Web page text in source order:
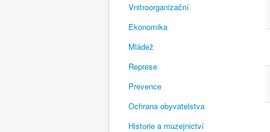
Vnitroorganizační
Ekonomika
Mládež
Represe
Prevence
Ochrana obyvatelstva
Historie a muzejnictví